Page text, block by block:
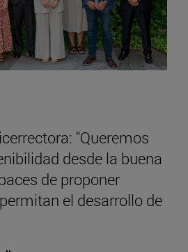
"Queremos
desde la buena
de proponer
el desarrollo de